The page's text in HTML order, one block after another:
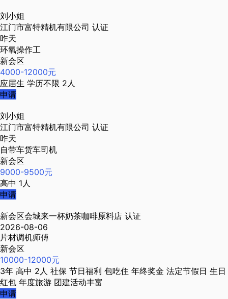
刘小姐
江门市富特精机有限公司 认证
昨天
环氧操作工
新会区
4000-12000元
应届生 学历不限 2人
申请
刘小姐
江门市富特精机有限公司 认证
昨天
自带车货车司机
新会区
9000-9500元
高中 1人
申请
新会区会城来一杯奶茶咖啡原料店 认证
2026-08-06
片材调机师傅
新会区
10000-12000元
3年 高中 2人 社保 节日福利 包吃住 年终奖金 法定节假日 生日
红包 年度旅游 团建活动丰富
申请